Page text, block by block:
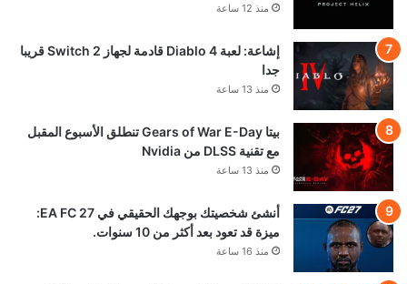
منذ 12 ساعة
إشاعة: لعبة Diablo 4 قادمة لجهاز Switch 2 قريبا
جدا
منذ 13 ساعة
بيتا Gears of War E-Day تنطلق الأسبوع المقبل
مع تقنية DLSS من Nvidia
منذ 13 ساعة
أنشئ شخصيتك بوجهك الحقيقي في EA FC 27:
ميزة قد تعود بعد أكثر من 10 سنوات.
منذ 16 ساعة